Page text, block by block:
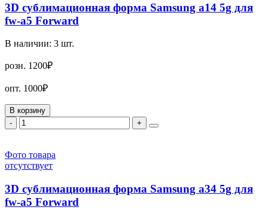
3D сублимационная форма Samsung a14 5g для
fw-a5 Forward
В наличии: 3 шт.
розн. 1200₽
опт. 1000₽
В корзину
-
+
Фото товара
отсутствует
3D сублимационная форма Samsung a34 5g для
fw-a5 Forward